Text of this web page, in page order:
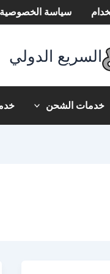
سياسة الخصوصية
السريع الدولي
خدمات الشحن